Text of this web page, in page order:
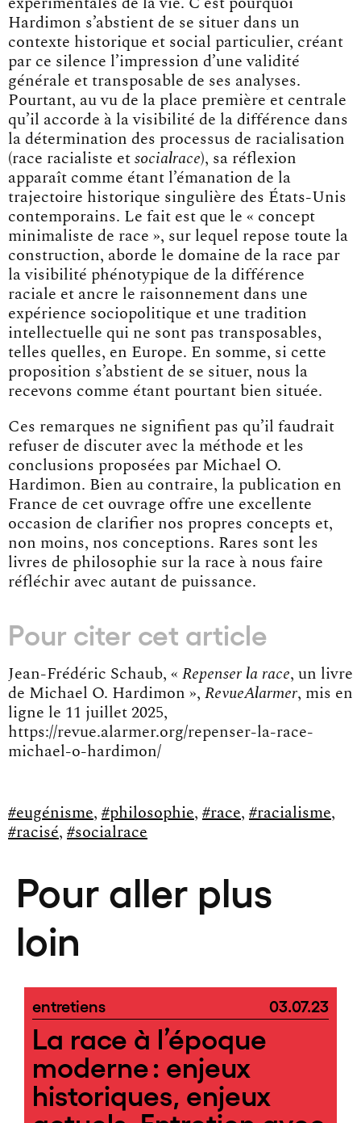
Hardimon s’abstient de se situer dans un
contexte historique et social particulier, créant
par ce silence l’impression d’une validité
générale et transposable de ses analyses.
Pourtant, au vu de la place première et centrale
qu’il accorde à la visibilité de la différence dans
la détermination des processus de racialisation
(race racialiste et socialrace), sa réflexion
apparaît comme étant l’émanation de la
trajectoire historique singulière des États-Unis
contemporains. Le fait est que le « concept
minimaliste de race », sur lequel repose toute la
construction, aborde le domaine de la race par
la visibilité phénotypique de la différence
raciale et ancre le raisonnement dans une
expérience sociopolitique et une tradition
intellectuelle qui ne sont pas transposables,
telles quelles, en Europe. En somme, si cette
proposition s’abstient de se situer, nous la
recevons comme étant pourtant bien située.
Ces remarques ne signifient pas qu’il faudrait
refuser de discuter avec la méthode et les
conclusions proposées par Michael O.
Hardimon. Bien au contraire, la publication en
France de cet ouvrage offre une excellente
occasion de clarifier nos propres concepts et,
non moins, nos conceptions. Rares sont les
livres de philosophie sur la race à nous faire
réfléchir avec autant de puissance.
Pour citer cet article
Jean-Frédéric Schaub, « Repenser la race, un livre
de Michael O. Hardimon », RevueAlarmer, mis en
ligne le 11 juillet 2025,
https://revue.alarmer.org/repenser-la-race-
michael-o-hardimon/
#eugénisme, #philosophie, #race, #racialisme,
#racisé, #socialrace
Pour aller plus
loin
entretiens 03.07.23
La race à l’époque
moderne : enjeux
historiques, enjeux